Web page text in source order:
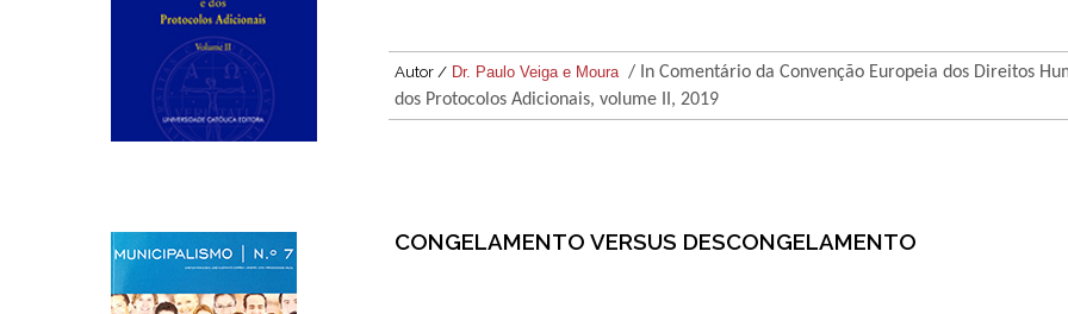
Autor / Dr. Paulo Veiga e Moura / In Comentário da Convenção Europeia dos Direitos
dos Protocolos Adicionais, volume II, 2019
CONGELAMENTO VERSUS DESCONGELAMENTO